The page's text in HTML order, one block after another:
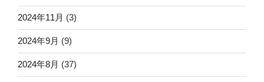
2024年11月 (3)
2024年9月 (9)
2024年8月 (37)